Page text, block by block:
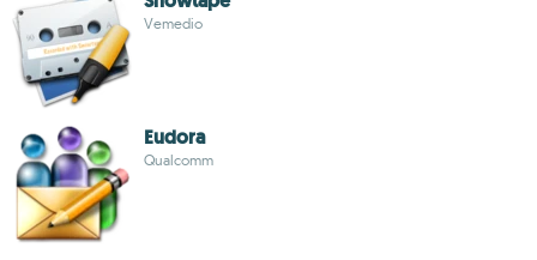
Vemedio
Eudora
Qualcomm